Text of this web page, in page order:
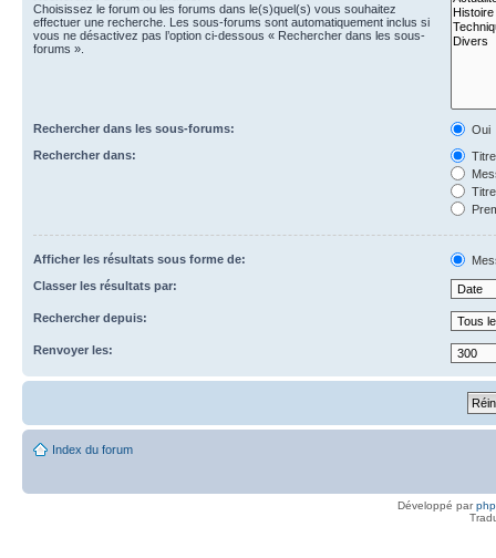
Choisissez le forum ou les forums dans le(s)quel(s) vous souhaitez
effectuer une recherche. Les sous-forums sont automatiquement inclus si
vous ne désactivez pas l’option ci-dessous « Rechercher dans les sous-
forums ».
Rechercher dans les sous-forums:
Oui
Rechercher dans:
Afficher les résultats sous forme de:
Classer les résultats par:
Rechercher depuis:
Renvoyer les:
Index du forum
Développé par